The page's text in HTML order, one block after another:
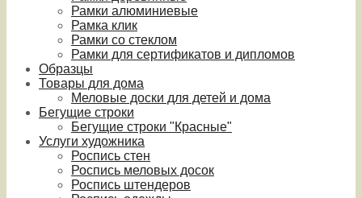
Рамки алюминиевые
Рамка клик
Рамки со стеклом
Рамки для сертификатов и дипломов
Образцы
Товары для дома
Меловые доски для детей и дома
Бегущие строки
Бегущие строки "Красные"
Услуги художника
Роспись стен
Роспись меловых досок
Роспись штендеров